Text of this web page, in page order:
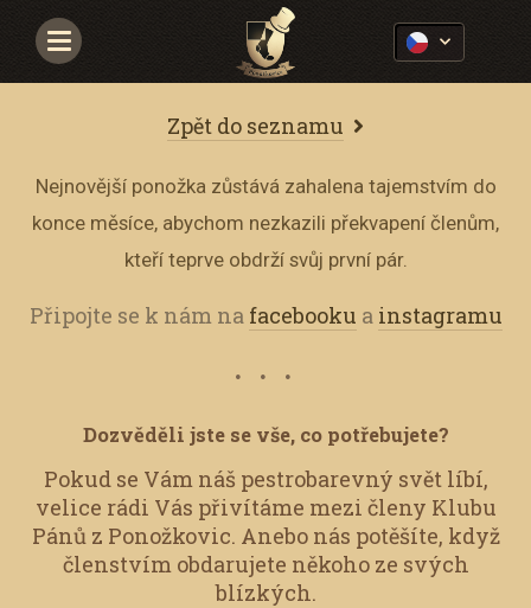
Navigace
Zpět do seznamu
Nejnovější ponožka zůstává zahalena tajemstvím do
konce měsíce, abychom nezkazili překvapení členům,
kteří teprve obdrží svůj první pár.
Připojte se k nám na facebooku a instagramu
Dozvěděli jste se vše, co potřebujete?
Pokud se Vám náš pestrobarevný svět líbí,
velice rádi Vás přivítáme mezi členy Klubu
Pánů z Ponožkovic. Anebo nás potěšíte, když
členstvím obdarujete někoho ze svých
blízkých.